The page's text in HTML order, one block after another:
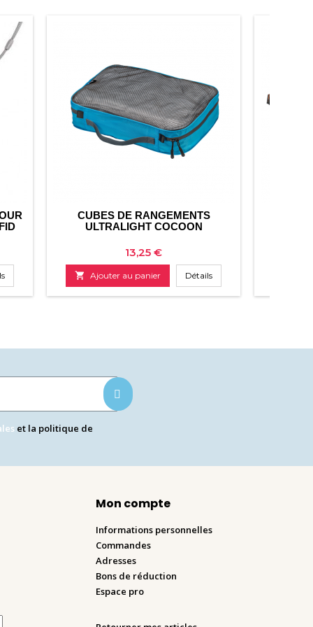
CUBES DE RANGEMENTS
ULTRALIGHT COCOON
Prix
13,25 €
 Ajouter au panier Détails
et la politique de
Mon compte
Informations personnelles
Commandes
Adresses
Bons de réduction
Espace pro